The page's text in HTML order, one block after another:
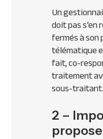
Un
doit pas
fermés à
télématique
fait, co-
traitement
sous-traitant.
2 –